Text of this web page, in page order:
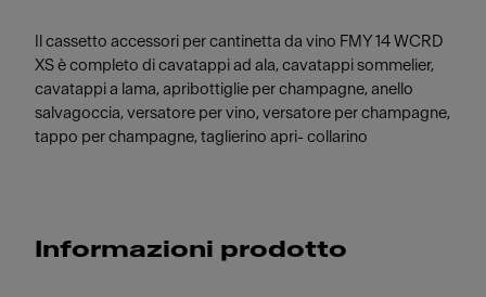
Il cassetto accessori per cantinetta da vino FMY 14 WCRD
XS è completo di cavatappi ad ala, cavatappi sommelier,
cavatappi a lama, apribottiglie per champagne, anello
salvagoccia, versatore per vino, versatore per champagne,
tappo per champagne, taglierino apri- collarino
Informazioni prodotto